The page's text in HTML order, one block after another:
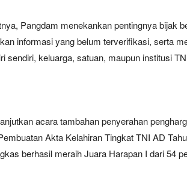
Pangdam menekankan pentingnya bijak
informasi yang belum terverifikasi, serta
sendiri, keluarga, satuan, maupun institusi
acara tambahan penyerahan
Akta Kelahiran Tingkat TNI AD
berhasil meraih Juara Harapan I dari 54